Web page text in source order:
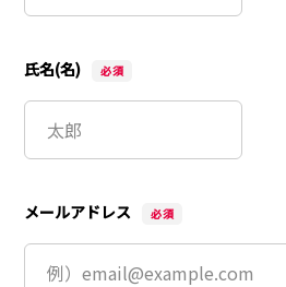
氏名(名)
メールアドレス